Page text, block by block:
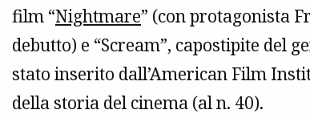
film “Nightmare” (con protagonista
debutto) e “Scream”, capostipite del
stato inserito dall’American Film
della storia del cinema (al n. 40).